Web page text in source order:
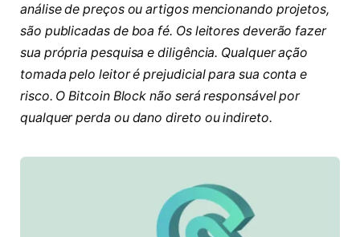
análise de preços ou artigos mencionando projetos,
são publicadas de boa fé. Os leitores deverão fazer
sua própria pesquisa e diligência. Qualquer ação
tomada pelo leitor é prejudicial para sua conta e
risco. O Bitcoin Block não será responsável por
qualquer perda ou dano direto ou indireto.